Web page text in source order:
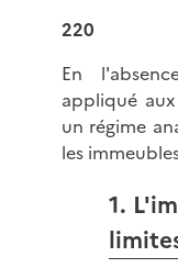
220
En
appliqué
un régime
les
1.